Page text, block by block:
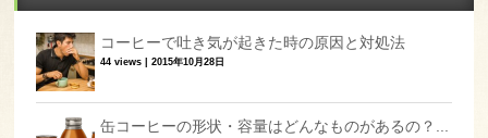
コーヒーで吐き気が起きた時の原因と対処法
44 views |2015年10月28日
缶コーヒーの形状・容量はどんなものがあるの？...